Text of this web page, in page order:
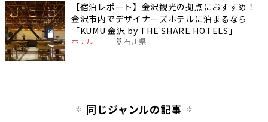
【宿泊レポート】金沢観光の拠点におすすめ！
金沢市内でデザイナーズホテルに泊まるなら
「KUMU 金沢 by THE SHARE HOTELS」
ホテル 石川県
同じジャンルの記事